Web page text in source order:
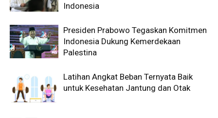
Indonesia
Presiden Prabowo Tegaskan Komitmen
Indonesia Dukung Kemerdekaan
Palestina
Latihan Angkat Beban Ternyata Baik
untuk Kesehatan Jantung dan Otak